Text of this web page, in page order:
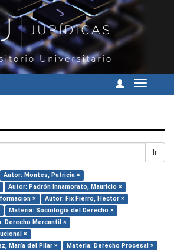
Cambiar
Ir
Autor: Montes, Patricia ×
Autor: Padrón Innamorato, Mauricio ×
×
Autor: Fix Fierro, Héctor ×
Materia: Sociología del Derecho ×
Derecho Mercantil ×
×
María del Pilar ×
Materia: Derecho Procesal ×